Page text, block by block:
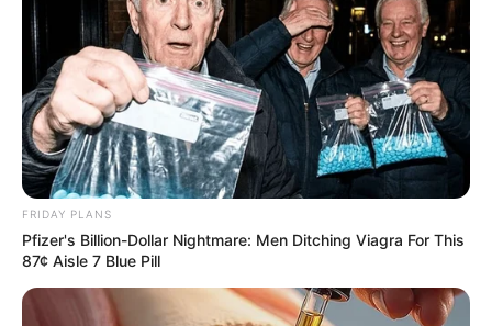
15 Things You Do Everyday That The Bible Forbids:
Are You Guilty?
BRAINBERRIES
FRIDAY PLANS
Pfizer's Billion-Dollar Nightmare: Men Ditching Viagra For This
87¢ Aisle 7 Blue Pill